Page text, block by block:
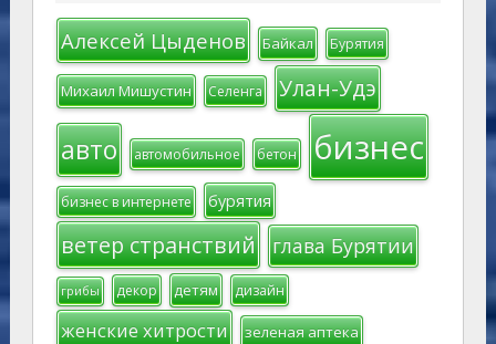
Алексей Цыденов Байкал Бурятия
Михаил Мишустин Селенга Улан-Удэ
авто автомобильное бетон бизнес
бизнес в интернете бурятия
ветер странствий глава Бурятии
грибы декор детям дизайн
женские хитрости зеленая аптека